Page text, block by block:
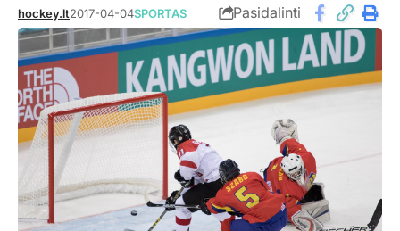
hockey.lt2017-04-04SPORTAS Pasidalinti